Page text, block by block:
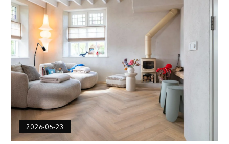
2026-05-23